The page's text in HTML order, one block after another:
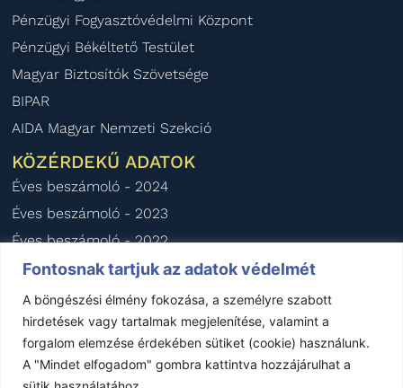
Fontosnak tartjuk az adatok védelmét
A böngészési élmény fokozása, a személyre szabott
hirdetések vagy tartalmak megjelenítése, valamint a
forgalom elemzése érdekében sütiket (cookie) használunk.
A "Mindet elfogadom" gombra kattintva hozzájárulhat a
Pénzügyi Fogyasztóvédelmi Központ
Pénzügyi Békéltető Testület
Magyar Biztosítók Szövetsége
BIPAR
AIDA Magyar Nemzeti Szekció
KÖZÉRDEKŰ ADATOK
Éves beszámoló - 2024
Éves beszámoló - 2023
Éves beszámoló - 2022
Éves beszámoló - 2021
Éves beszámoló - 2020
Impresszum– Jogi nyilatkozat–Kapcsolat